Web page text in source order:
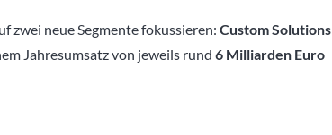
zwei neue Segmente fokussieren: Custom Solutions
Jahresumsatz von jeweils rund 6 Milliarden Euro